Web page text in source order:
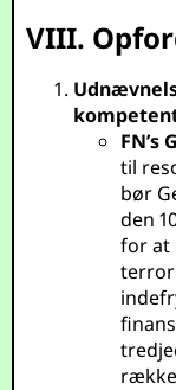
VIII.
FN’s
til
bør
den
for at